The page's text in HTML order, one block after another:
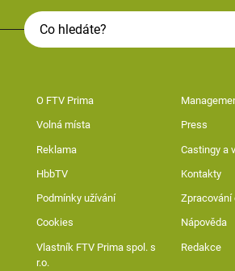
O FTV Prima
Volná místa Press
Reklama Castingy a
HbbTV Kontakty
Podmínky užívání Zpracování
Cookies Nápověda
Vlastník FTV Prima spol. s
r.o.
Redakce